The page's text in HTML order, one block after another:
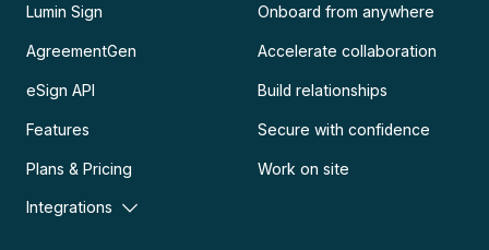
Lumin Sign
AgreementGen
eSign API
Features
Plans & Pricing
Integrations
Onboard from anywhere
Accelerate collaboration
Build relationships
Secure with confidence
Work on site